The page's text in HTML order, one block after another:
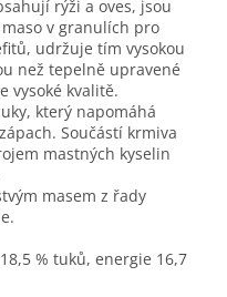
rýži a oves, jsou
v granulích pro
udržuje tím vysokou
než tepelně upravené
vysoké kvalitě.
který napomáhá
Součástí krmiva
mastných kyselin
masem z řady
% tuků, energie 16,7